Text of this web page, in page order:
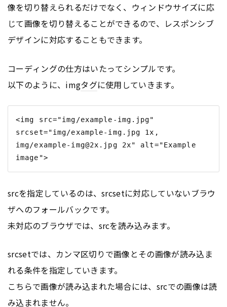
像を切り替えられるだけでなく、ウィンドウサイズに応
じて画像を切り替えることができるので、レスポンシブ
デザインに対応することもできます。
コーディングの仕方はいたってシンプルです。
以下のように、imgタグに使用していきます。
<img src="img/example-img.jpg"
srcset="img/example-img.jpg 1x,
img/example-img@2x.jpg 2x" alt="Example
srcを指定しているのは、srcsetに対応していないブラウ
ザへのフォールバックです。
未対応のブラウザでは、srcを読み込みます。
srcsetでは、カンマ区切りで画像とその画像が読み込ま
れる条件を指定していきます。
こちらで画像が読み込まれた場合には、srcでの画像は読
み込まれません。